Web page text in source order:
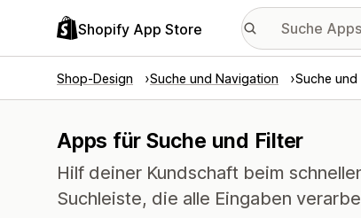
Shopify App Store
Shop-Design Suche und Navigation Suche und
Apps für Suche und Filter
Hilf deiner Kundschaft beim
Suchleiste, die alle Eingaben